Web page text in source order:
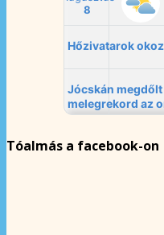
Tóalmás a facebook-on